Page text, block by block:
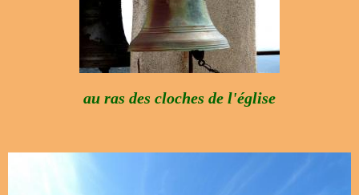
au ras des cloches de l'église